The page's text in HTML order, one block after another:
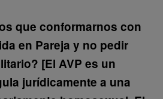
que conformarnos con
en Pareja y no pedir
[El AVP es un
jurídicamente a una